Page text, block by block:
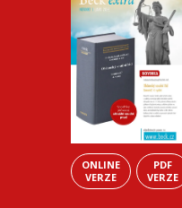
ONLINE
VERZE
PDF
VERZE